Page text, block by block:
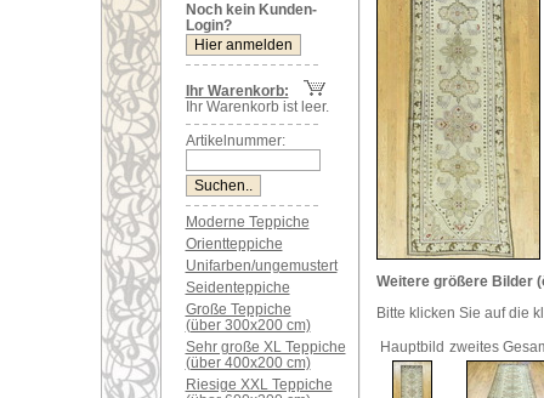
Noch kein Kunden-
Login?
Ihr Warenkorb:
Ihr Warenkorb ist leer.
Artikelnummer:
Moderne Teppiche
Orientteppiche
Unifarben/ungemustert
Seidenteppiche
Große Teppiche
(über 300x200 cm)
Sehr große XL Teppiche
(über 400x200 cm)
Riesige XXL Teppiche
Weitere größere Bilder
Bitte klicken Sie auf die
Hauptbild zweites